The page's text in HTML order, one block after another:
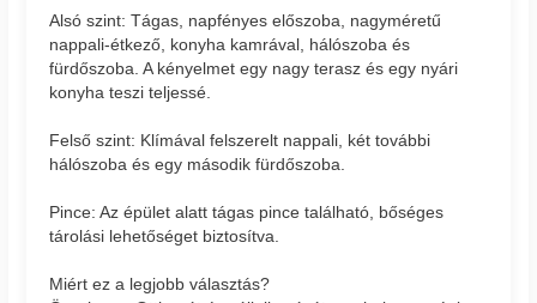
Alsó szint: Tágas, napfényes előszoba, nagyméretű
nappali-étkező, konyha kamrával, hálószoba és
fürdőszoba. A kényelmet egy nagy terasz és egy nyári
konyha teszi teljessé.
Felső szint: Klímával felszerelt nappali, két további
hálószoba és egy második fürdőszoba.
Pince: Az épület alatt tágas pince található, bőséges
tárolási lehetőséget biztosítva.
Miért ez a legjobb választás?